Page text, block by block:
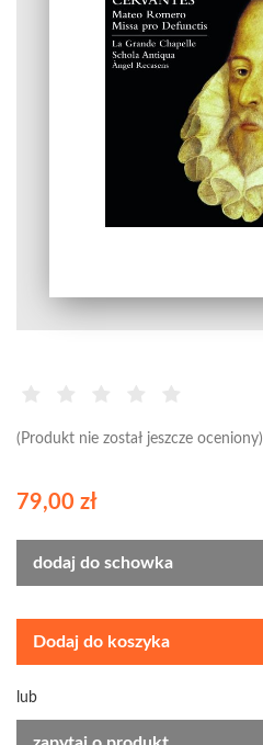
(Produkt nie został jeszcze oceniony)
79,00 zł
dodaj do schowka
Dodaj do koszyka
lub